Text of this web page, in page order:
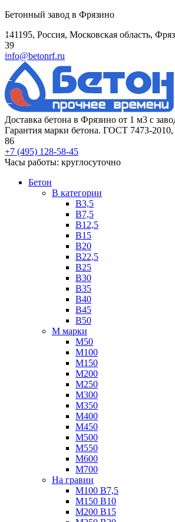
Бетонный завод в Фрязино
141195, Россия, Московская область,
39
info@betonrf.ru
Доставка бетона в Фрязино от 1 м3 с
Гарантия марки бетона. ГОСТ 7473-
86
+7 (495) 128-58-45
Часы работы: круглосуточно
Бетон
B категории
B3,5
B7,5
B12,5
B15
B20
B22,5
B25
B30
B35
B40
B45
B50
М марки
М50
М100
М150
М200
М250
М300
М350
М400
М450
М500
М550
М600
М700
На гравии
М100 B7,5
М150 B10
М200 B15